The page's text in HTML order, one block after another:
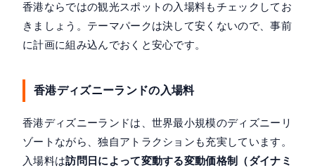
香港ならではの観光スポットの入場料もチェックしてお
きましょう。テーマパークは決して安くないので、事前
に計画に組み込んでおくと安心です。
香港ディズニーランドの入場料
香港ディズニーランドは、世界最小規模のディズニーリ
ゾートながら、独自アトラクションも充実しています。
入場料は訪問日によって変動する変動価格制（ダイナミ